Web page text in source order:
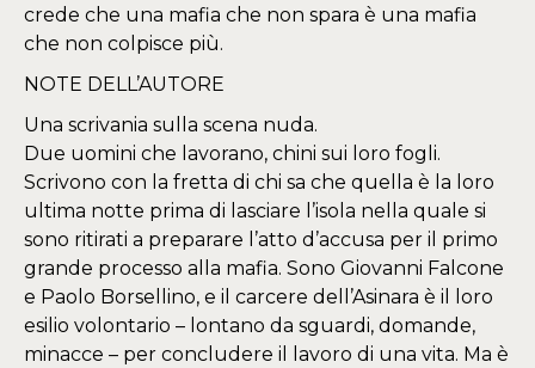
crede che una mafia che non spara è una mafia
che non colpisce più.
NOTE DELL’AUTORE
Una scrivania sulla scena nuda.
Due uomini che lavorano, chini sui loro fogli.
Scrivono con la fretta di chi sa che quella è la loro
ultima notte prima di lasciare l’isola nella quale si
sono ritirati a preparare l’atto d’accusa per il primo
grande processo alla mafia. Sono Giovanni Falcone
e Paolo Borsellino, e il carcere dell’Asinara è il loro
esilio volontario – lontano da sguardi, domande,
minacce – per concludere il lavoro di una vita. Ma è